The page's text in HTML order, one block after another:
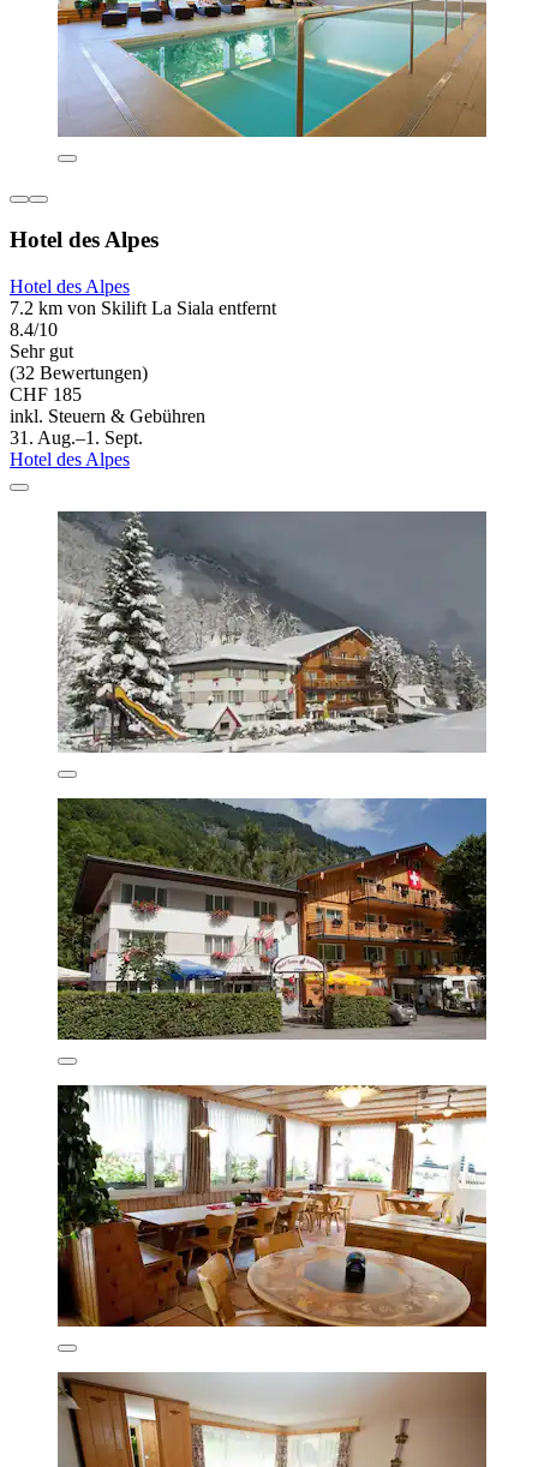
Hotel des Alpes
Hotel des Alpes
7.2 km von Skilift La Siala entfernt
8.4/10
Sehr gut
(32 Bewertungen)
CHF 185
inkl. Steuern & Gebühren
31. Aug.–1. Sept.
Hotel des Alpes